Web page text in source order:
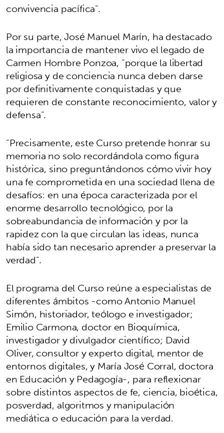
convivencia pacífica”.
Por su parte, José Manuel Marín, ha destacado
la importancia de mantener vivo el legado de
Carmen Hombre Ponzoa, “porque la libertad
religiosa y de conciencia nunca deben darse
por definitivamente conquistadas y que
requieren de constante reconocimiento, valor y
defensa”.
“Precisamente, este Curso pretende honrar su
memoria no solo recordándola como figura
histórica, sino preguntándonos cómo vivir hoy
una fe comprometida en una sociedad llena de
desafíos: en una época caracterizada por el
enorme desarrollo tecnológico, por la
sobreabundancia de información y por la
rapidez con la que circulan las ideas, nunca
había sido tan necesario aprender a preservar la
verdad”.
El programa del Curso reúne a especialistas de
diferentes ámbitos -como Antonio Manuel
Simón, historiador, teólogo e investigador;
Emilio Carmona, doctor en Bioquímica,
investigador y divulgador científico; David
Oliver, consultor y experto digital, mentor de
entornos digitales, y María José Corral, doctora
en Educación y Pedagogía-, para reflexionar
sobre distintos aspectos de fe, ciencia, bioética,
posverdad, algoritmos y manipulación
mediática o educación para la verdad.